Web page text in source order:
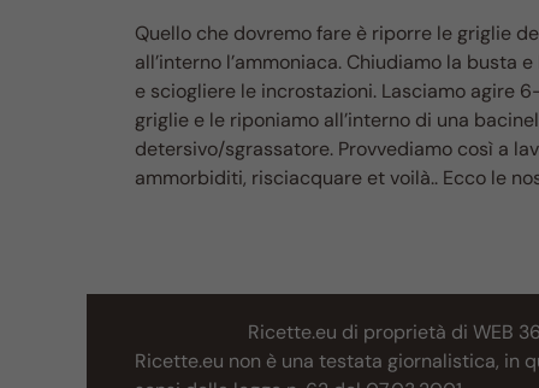
Quello che dovremo fare è riporre le griglie
all’interno l’ammoniaca. Chiudiamo la busta
e sciogliere le incrostazioni. Lasciamo agire
griglie e le riponiamo all’interno di una
detersivo/sgrassatore. Provvediamo così a
ammorbiditi, risciacquare et voilà.. Ecco le
Ricette.eu di proprietà di WEB
Ricette.eu non è una testata giornalistica, in